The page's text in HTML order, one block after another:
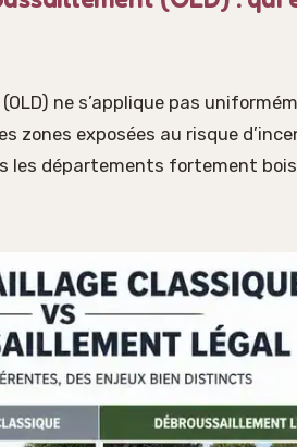
ne s’applique pas
zones exposées au risque
les départements fortement